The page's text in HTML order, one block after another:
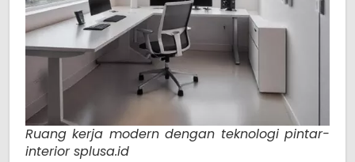
Ruang kerja modern dengan teknologi pintar-
interior splusa.id